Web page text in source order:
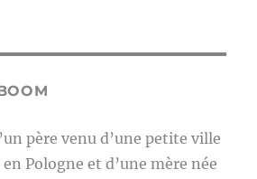
père venu d’une petite ville
Pologne et d’une mère née